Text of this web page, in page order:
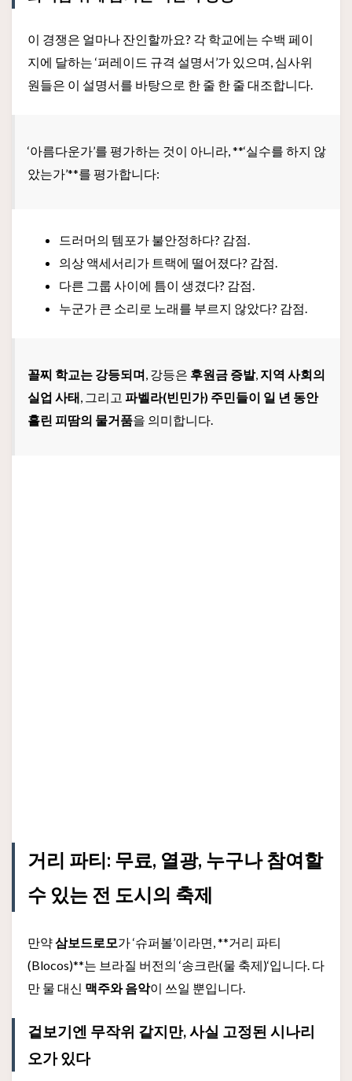
이 경쟁은 얼마나 잔인할까요? 각 학교에는 수백 페이
지에 달하는 ‘퍼레이드 규격 설명서’가 있으며, 심사위
원들은 이 설명서를 바탕으로 한 줄 한 줄 대조합니다.
‘아름다운가’를 평가하는 것이 아니라, **‘실수를 하지 않
았는가’**를 평가합니다:
드러머의 템포가 불안정하다? 감점.
의상 액세서리가 트랙에 떨어졌다? 감점.
다른 그룹 사이에 틈이 생겼다? 감점.
누군가 큰 소리로 노래를 부르지 않았다? 감점.
꼴찌 학교는 강등되며, 강등은 후원금 증발, 지역 사회의
실업 사태, 그리고 파벨라(빈민가) 주민들이 일 년 동안
흘린 피땀의 물거품을 의미합니다.
거리 파티: 무료, 열광, 누구나 참여할
수 있는 전 도시의 축제
만약삼보드로모가 ‘슈퍼볼’이라면, **거리 파티
(Blocos)**는 브라질 버전의 ‘송크란(물 축제)‘입니다. 다
만 물 대신 맥주와 음악이 쓰일 뿐입니다.
겉보기엔 무작위 같지만, 사실 고정된 시나리
오가 있다